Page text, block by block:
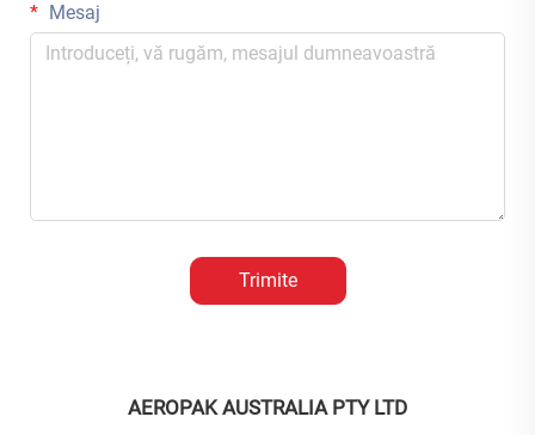
Mesaj
Trimite
AEROPAK AUSTRALIA PTY LTD